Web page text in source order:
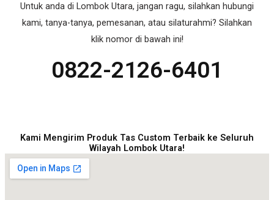
Untuk anda di Lombok Utara, jangan ragu, silahkan hubungi
kami, tanya-tanya, pemesanan, atau silaturahmi? Silahkan
klik nomor di bawah ini!
0822-2126-6401
Kami Mengirim Produk Tas Custom Terbaik ke Seluruh
Wilayah Lombok Utara!